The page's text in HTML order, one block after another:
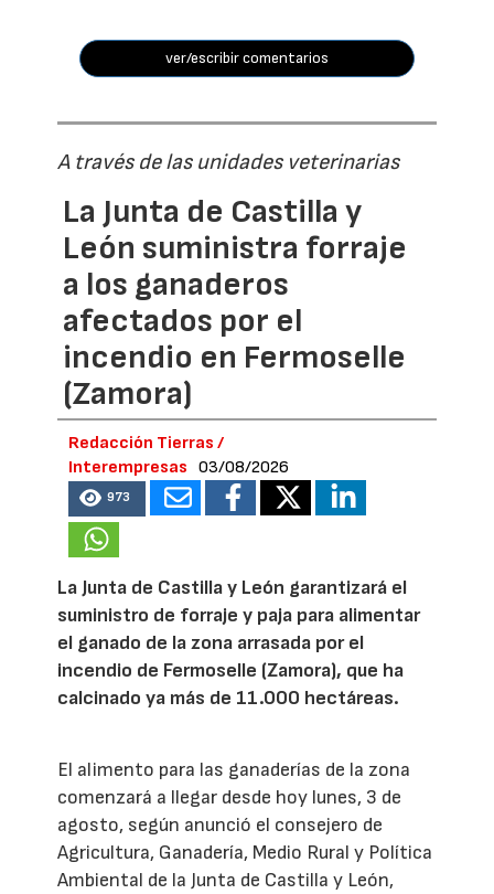
ver/escribir comentarios
A través de las unidades veterinarias
La Junta de Castilla y
León suministra forraje
a los ganaderos
afectados por el
incendio en Fermoselle
(Zamora)
Redacción Tierras /
Interempresas
03/08/2026
973
La Junta de Castilla y León garantizará el
suministro de forraje y paja para alimentar
el ganado de la zona arrasada por el
incendio de Fermoselle (Zamora), que ha
calcinado ya más de 11.000 hectáreas.
El alimento para las ganaderías de la zona
comenzará a llegar desde hoy lunes, 3 de
agosto, según anunció el consejero de
Agricultura, Ganadería, Medio Rural y Política
Ambiental de la Junta de Castilla y León,